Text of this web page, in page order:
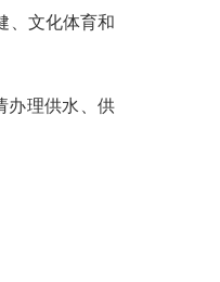
、文化体育和
办理供水、供